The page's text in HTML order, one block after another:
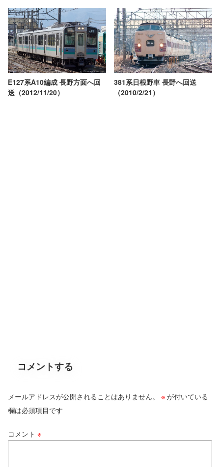
E127系A10編成 長野方面へ回
送（2012/11/20）
381系日根野車 長野へ回送
（2010/2/21）
コメントする
メールアドレスが公開されることはありません。 ※が付いている
欄は必須項目です
コメント ※